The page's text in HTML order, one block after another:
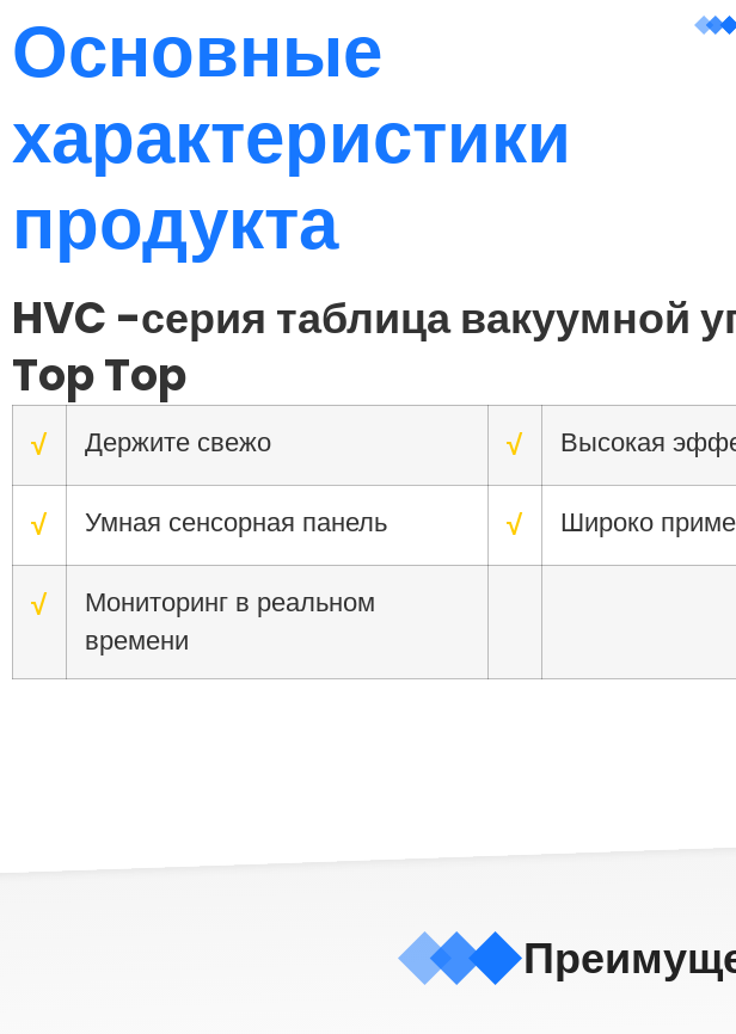
Основные
характеристики
продукта
HVC -серия таблица вакуумной
Top Top
√ Держите свежо √ Высокая
√ Умная сенсорная панель √ Широко
√
Мониторинг в реальном
времени